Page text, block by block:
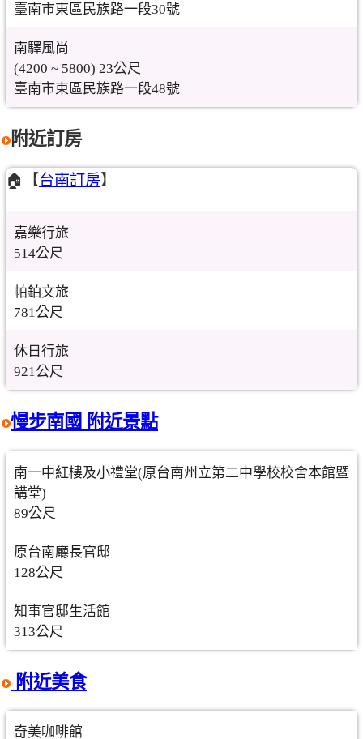
臺南市東區民族路一段30號
南驛風尚
(4200 ~ 5800) 23公尺
臺南市東區民族路一段48號
附近訂房
🏠【台南訂房】
嘉樂行旅
514公尺
帕鉑文旅
781公尺
休日行旅
921公尺
慢步南國 附近景點
南一中紅樓及小禮堂(原台南州立第二中學校校舍本館暨
講堂)
89公尺
原台南廳長官邸
128公尺
知事官邸生活館
313公尺
附近美食
奇美咖啡館